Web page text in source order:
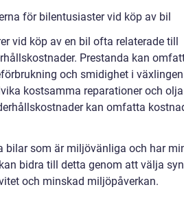
för bilentusiaster vid köp av bil
vid köp av en bil ofta relaterade till
Prestanda kan
och smidighet i
kostsamma reparationer och
kan omfatta
bilar som är miljövänliga och har
bidra till detta genom att välja
och minskad miljöpåverkan.